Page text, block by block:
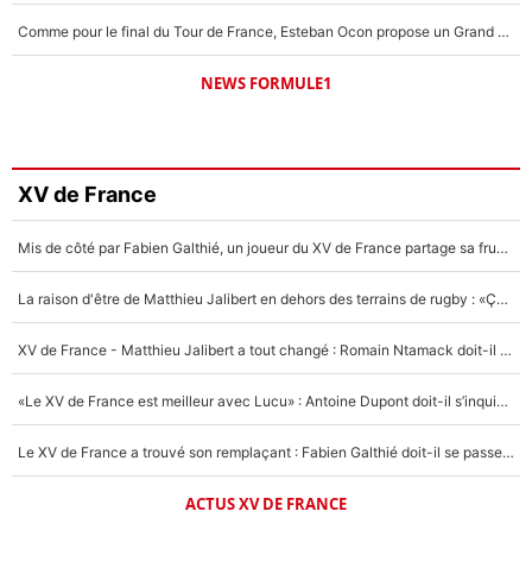
Comme pour le final du Tour de France, Esteban Ocon propose un Grand Prix de Formule 1 à Paris : «Autour de l’Arc de Triomphe, ce serait génial» !
NEWS FORMULE1
XV de France
Mis de côté par Fabien Galthié, un joueur du XV de France partage sa frustration : «ils ne me l’ont pas dit tout de suite»
La raison d'être de Matthieu Jalibert en dehors des terrains de rugby : «Ça m'atteint autant que si tu touches à un membre de ma famille»
XV de France - Matthieu Jalibert a tout changé : Romain Ntamack doit-il s’inquiéter pour sa place à un an de la Coupe du monde ?
«Le XV de France est meilleur avec Lucu» : Antoine Dupont doit-il s’inquiéter pour sa place ?
Le XV de France a trouvé son remplaçant : Fabien Galthié doit-il se passer d'Antoine Dupont ?
ACTUS XV DE FRANCE